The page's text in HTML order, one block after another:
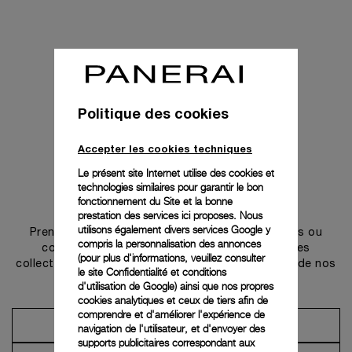
Prendre contact
Prenez rendez-vous dans l’une de nos boutiques ou
contactez notre conciergerie pour découvrir les
collections et bénéficier des conseils ou services de nos
ambassadeurs.
Prendre un rendez-vous
Politique des cookies
Accepter les cookies techniques
Le présent site Internet utilise des cookies et
technologies similaires pour garantir le bon
fonctionnement du Site et la bonne
prestation des services ici proposes. Nous
utilisons également divers services Google y
compris la personnalisation des annonces
(pour plus d'informations, veuillez consulter
le site Confidentialité et conditions
d'utilisation de Google) ainsi que nos propres
cookies analytiques et ceux de tiers afin de
comprendre et d'améliorer l'expérience de
navigation de l'utilisateur, et d'envoyer des
supports publicitaires correspondant aux